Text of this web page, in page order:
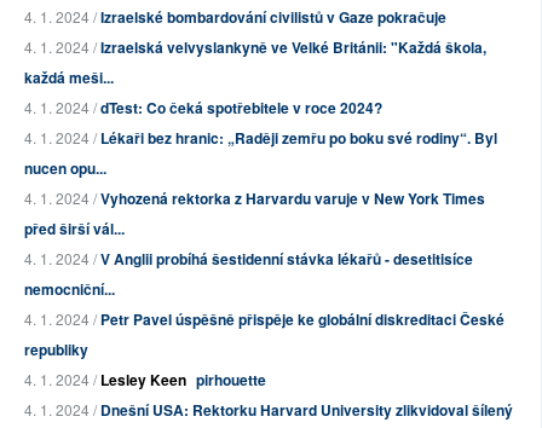
4. 1. 2024 /Izraelské bombardování civilistů v Gaze pokračuje
4. 1. 2024 /Izraelská velvyslankyně ve Velké Británii: "Každá škola,
každá meši...
4. 1. 2024 /dTest: Co čeká spotřebitele v roce 2024?
4. 1. 2024 /Lékaři bez hranic: „Raději zemřu po boku své rodiny“. Byl
nucen opu...
4. 1. 2024 /Vyhozená rektorka z Harvardu varuje v New York Times
před širší vál...
4. 1. 2024 /V Anglii probíhá šestidenní stávka lékařů - desetitisíce
nemocniční...
4. 1. 2024 /Petr Pavel úspěšně přispěje ke globální diskreditaci České
republiky
4. 1. 2024 /Lesley Keen pirhouette
4. 1. 2024 /Dnešní USA: Rektorku Harvard University zlikvidoval šílený